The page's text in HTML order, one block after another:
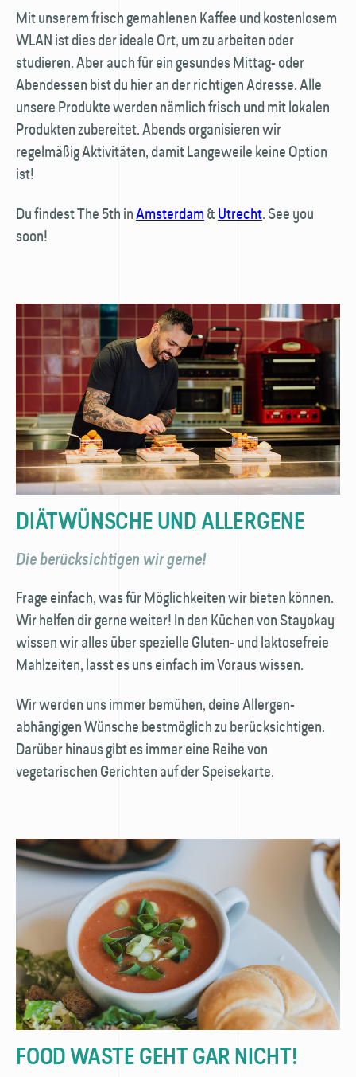
Mit unserem frisch gemahlenen Kaffee und kostenlosem
WLAN ist dies der ideale Ort, um zu arbeiten oder
studieren. Aber auch für ein gesundes Mittag- oder
Abend­essen bist du hier an der richtigen Adresse. Alle
unsere Produkte werden nämlich frisch und mit lokalen
Produkten zubereitet. Abends organisieren wir
regelmäßig Aktivitäten, damit Langeweile keine Option
ist!
Du findest The 5th inAmsterdam&Utrecht. See you
soon!
DIÄTWÜNSCHE UND ALLERGENE
Die berücksichtigen wir gerne!
Frage einfach, was für Möglichkeiten wir bieten können.
Wir helfen dir gerne weiter! In den Küchen von Stayokay
wissen wir alles über spezielle Gluten- und laktose­freie
Mahlzeiten, lasst es uns einfach im Voraus wissen.
Wir werden uns immer bemühen, deine Allergen-
abhängigen Wünsche bestmöglich zu berücksichtigen.
Darüber hinaus gibt es immer eine Reihe von
vegetarischen Gerichten auf der Speisekarte.
FOOD WASTE GEHT GAR NICHT!